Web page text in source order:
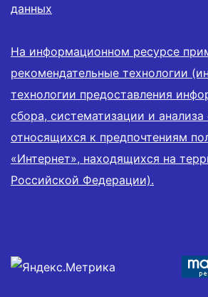
данных
На информационном ресурсе
рекомендательные технологии
технологии предоставления
сбора, систематизации и анализа
относящихся к предпочтениям
«Интернет», находящихся на
Российской Федерации).